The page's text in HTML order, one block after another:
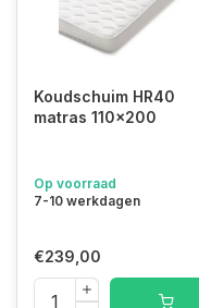
Koudschuim HR40
matras 110x200
Op voorraad
7-10 werkdagen
€239,00